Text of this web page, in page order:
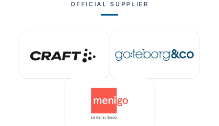
OFFICIAL SUPPLIER